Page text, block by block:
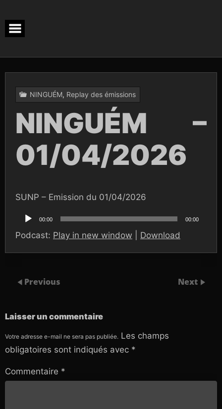
content
NINGUÉM, Replay des émissions
NINGUÉM –
01/04/2026
SUNP – Emission du 01/04/2026
audio
00:00 00:00
Podcast: Play in new window Download
Previous Next
Laisser un commentaire
Votre adresse e-mail ne sera pas publiée. Les champs
obligatoires sont indiqués avec *
Commentaire *